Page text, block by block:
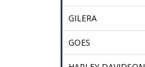
GILERA
GOES